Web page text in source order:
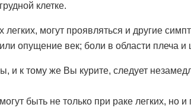
клетке.
могут проявляться и другие
опущение век; боли в области плеча и
и к тому же Вы курите, следует
быть не только при раке легких, но и